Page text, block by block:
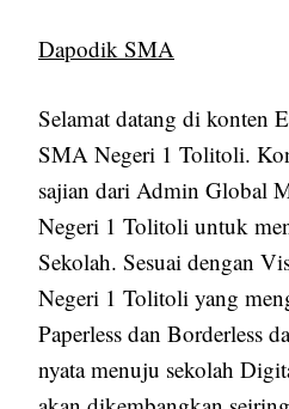
Dapodik SMA
Selamat datang di konten
SMA Negeri 1 Tolitoli.
sajian dari Admin Global
Negeri 1 Tolitoli untuk
Sekolah. Sesuai dengan
Negeri 1 Tolitoli yang
Paperless dan Borderless
nyata menuju sekolah